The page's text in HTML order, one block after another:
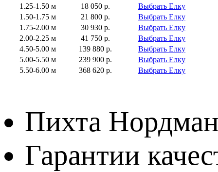
1.25-1.50 м
18 050 р.
Выбрать Елку
1.50-1.75 м
21 800 р.
Выбрать Елку
1.75-2.00 м
30 930 р.
Выбрать Елку
2.00-2.25 м
41 750 р.
Выбрать Елку
4.50-5.00 м
139 880 р.
Выбрать Елку
5.00-5.50 м
239 900 р.
Выбрать Елку
5.50-6.00 м
368 620 р. Выбрать Елку
Пихта
Гарантии